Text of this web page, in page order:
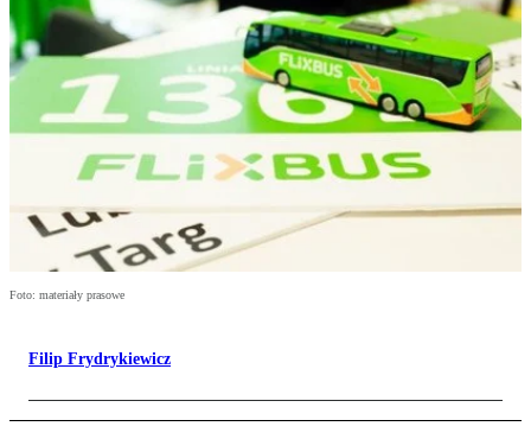
Foto: materiały prasowe
Filip Frydrykiewicz